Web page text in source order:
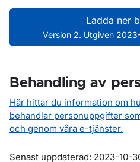
Ladda ner
Version 2. Utgiven
Behandling av
Här hittar du information om
behandlar personuppgifter
och genom våra e-tjänster.
Om sidan
Senast uppdaterad: 2023-10-